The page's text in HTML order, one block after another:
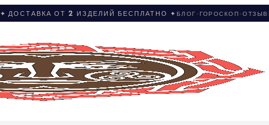
✦ ДОСТАВКА ОТ 2 ИЗДЕЛИЙ БЕСПЛАТНО ✦ БЛОГ ·ГОРОСКОП ·